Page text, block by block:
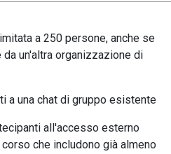
a 250 persone, anche se
un'altra organizzazione di
a una chat di gruppo esistente
all'accesso esterno
che includono già almeno